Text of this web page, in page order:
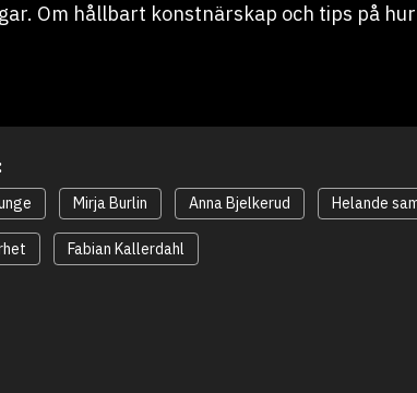
Om hållbart konstnärskap och tips på
Mirja Burlin Anna Bjelkerud Helande
Fabian Kallerdahl